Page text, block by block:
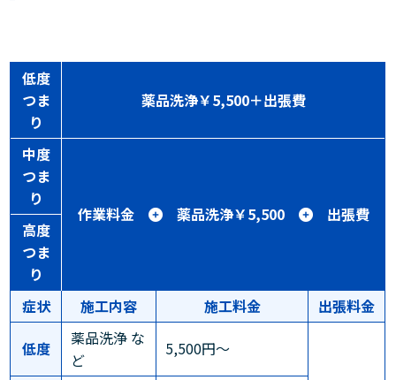
低度
つま
り
薬品洗浄￥5,500＋出張費
中度
つま
り
作業料金 薬品洗浄￥5,500 出張費
高度
つま
り
症状
施工内容 施工料金
出張料金
低度
薬品洗浄 な
ど
5,500円～